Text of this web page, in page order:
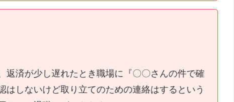
返済が少し遅れたとき職場に『〇〇さんの件で確
しないけど取り立てのための連絡はするという